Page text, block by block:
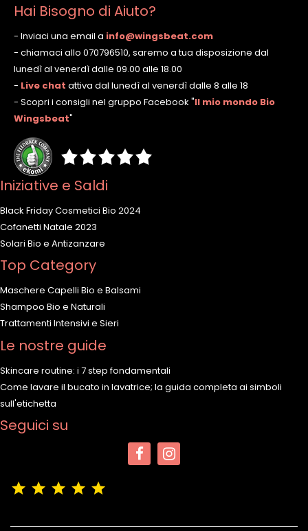
Hai Bisogno di Aiuto?
- Inviaci una email a info@wingsbeat.com
- chiamaci allo 070796510, saremo a tua disposizione dal
lunedì al venerdì dalle 09.00 alle 18.00
- Live chat attiva dal lunedì al venerdì dalle 8 alle 18
- Scopri i consigli nel gruppo Facebook "Il mio mondo Bio
Wingsbeat"
Iniziative e Saldi
Black Friday Cosmetici Bio 2024
Cofanetti Natale 2023
Solari Bio e Antizanzare
Top Category
Maschere Capelli Bio e Balsami
Shampoo Bio e Naturali
Trattamenti Intensivi e Sieri
Le nostre guide
Skincare routine: i 7 step fondamentali
Come lavare il bucato in lavatrice; la guida completa ai simboli
sull'etichetta
Seguici su